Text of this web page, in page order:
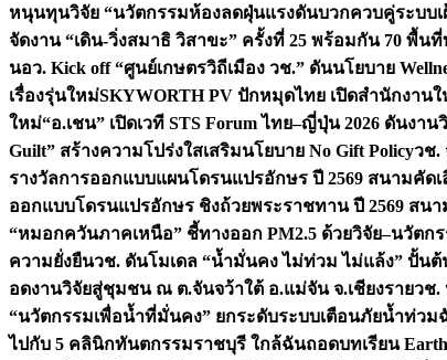
หนุนทุนวิจัย “นวัตกรรมห้องลดฝุ่นแรงดันบวกควบคู่ระบบเ
จัดงาน “เดิน-วิ่งสมาธิ วิสาขะ” ครั้งที่ 25 พร้อมกัน 70 พื้น
นอว. Kick off “ศูนย์เกษตรวิถีเมือง วช.” ดันนโยบาย
เรื่องรุ่นใหม่SKYWORTH PV ปักหมุดไทย เปิดสำนักงาน
ใหม่“อ.เชน” เปิดเวที STS Forum ไทย–ญี่ปุ่น 2026 ดันงา
Guilt” สร้างความโปร่งใสเสริมนโยบาย No Gift Policyวช.
รางวัลการออกแบบแผนโดรนแปรอักษร ปี 2569 สนามคัด
ออกแบบโดรนแปรอักษร ชิงถ้วยพระราชทาน ปี 2569 สน
“หมอกควันภาคเหนือ” ชี้ทางออก PM2.5 ด้วยวิจัย–นวัตก
ความยั่งยืนวช. ดันโมเดล “น้ำมั่นคง ไม่ท่วม ไม่แล้ง” ปั้นต้
อดงานวิจัยสู่ชุมชน ณ ต.จันจว้าใต้ อ.แม่จัน จ.เชียงรายวช.
“นวัตกรรมเพื่อน้ำที่มั่นคง” ยกระดับระบบเตือนภัยน้ำท่ว
ไปกับ 5 คลินิกทันตกรรมราชบุรี ใกล้ฉันถอดบทเรียน